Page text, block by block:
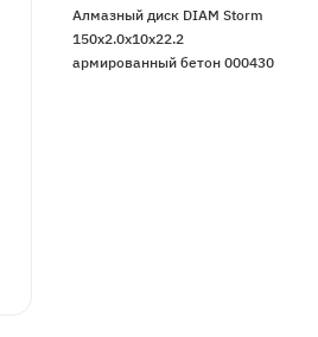
Алмазный диск DIAM Storm
150x2.0x10x22.2
армированный бетон 000430